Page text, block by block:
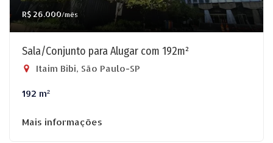
R$ 26.000/mês
Sala/Conjunto para Alugar com 192m²
Itaim Bibi, São Paulo-SP
192 m²
Mais informações